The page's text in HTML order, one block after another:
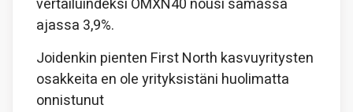
ajassa 3,9%.
Joidenkin pienten First North kasvuyritysten
osakkeita en ole yrityksistäni huolimatta
onnistunut